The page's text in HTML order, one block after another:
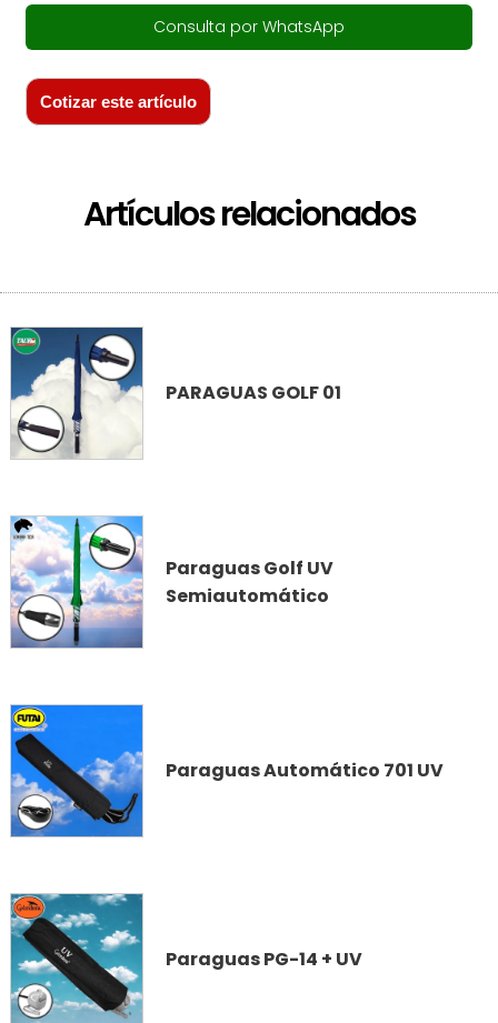
Consulta por WhatsApp
Cotizar este artículo
Artículos relacionados
PARAGUAS GOLF 01
Paraguas Golf UV
Semiautomático
Paraguas Automático 701 UV
Paraguas PG-14 + UV